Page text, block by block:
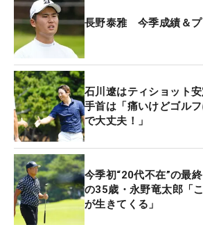
ちゃトップしました」とミスして
ル31センチで、香妻の優勝は消え
の平田も3メートルちょうどで、長
できず優勝の権利を失った。
4番手は賞金ランキングトップを
ギャラリーの期待が集まるなか、
ショットはまさかの「ファー！」
うとしたショットは、その段を大
11メートル80センチと、アマチュ
なってしまった。「一番カッコ悪
した」とヒザをついてがっくり肩
長野泰雅 今季成績＆プ
石川遼はティショット
手首は「痛いけどゴル
で大丈夫！」
今季初“20代不在”の最
の35歳・永野竜太郎「
が生きてくる」